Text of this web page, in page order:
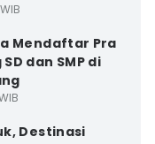
Mendaftar Pra
dan SMP di
Destinasi